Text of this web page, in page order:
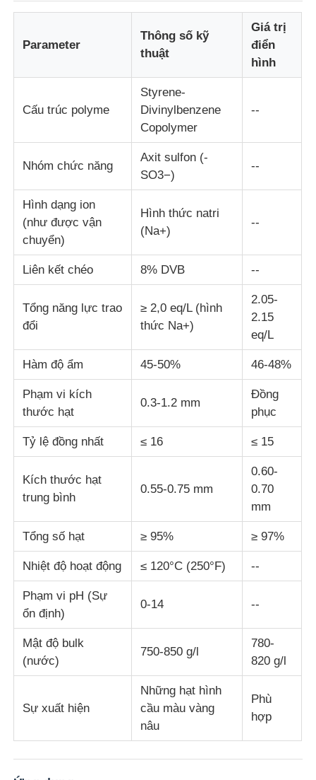
clorua
Chất phụ gia dầu mỏ
Các hóa chất quá trình khoáng sản
Phụ gia thực phẩm
Hóa chất luyện kim
Vật liệu thô điện tử
Các chất xử lý nước
Hóa chất sử dụng hàng ngày
Parameter
Thông số kỹ
thuật
Giá trị
điển
hình
Cấu trúc polyme
Styrene-
Divinylbenzene
Copolymer
--
Nhóm chức năng
Axit sulfon (-
SO3−)
--
Hình dạng ion
(như được vận
chuyển)
Hình thức natri
(Na+)
--
Liên kết chéo 8% DVB --
Tổng năng lực trao
đổi
≥ 2,0 eq/L (hình
thức Na+)
2.05-
2.15
eq/L
Hàm độ ẩm 45-50% 46-48%
Phạm vi kích
thước hạt
0.3-1.2 mm
Đồng
phục
Tỷ lệ đồng nhất ≤ 16 ≤ 15
Kích thước hạt
trung bình
0.55-0.75 mm
0.60-
0.70
mm
Tổng số hạt ≥ 95% ≥ 97%
Nhiệt độ hoạt động ≤ 120°C (250°F) --
Phạm vi pH (Sự
ổn định)
0-14 --
Mật độ bulk
(nước)
750-850 g/l
780-
820 g/l
Sự xuất hiện
Những hạt hình
cầu màu vàng
nâu
Phù
hợp